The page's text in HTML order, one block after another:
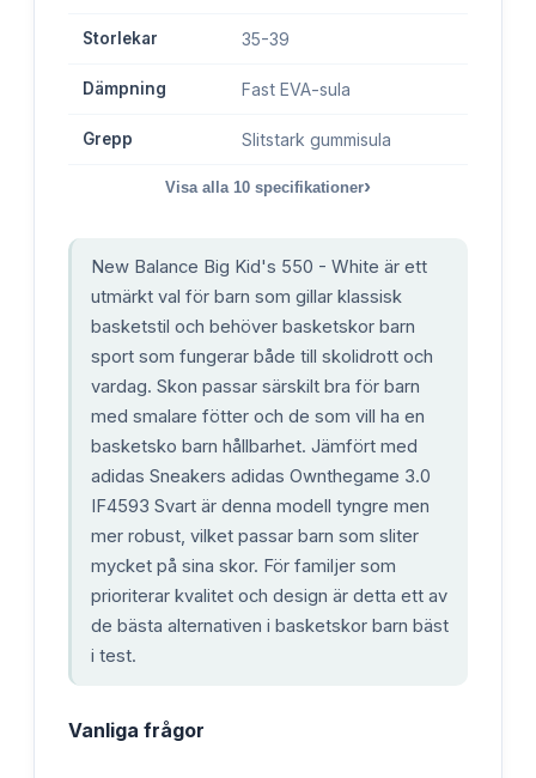
Storlekar 35-39
Dämpning Fast EVA-sula
Grepp Slitstark gummisula
Visa alla 10 specifikationer›
New Balance Big Kid's 550 - White är ett
utmärkt val för barn som gillar klassisk
basketstil och behöver basketskor barn
sport som fungerar både till skolidrott och
vardag. Skon passar särskilt bra för barn
med smalare fötter och de som vill ha en
basketsko barn hållbarhet. Jämfört med
adidas Sneakers adidas Ownthegame 3.0
IF4593 Svart är denna modell tyngre men
mer robust, vilket passar barn som sliter
mycket på sina skor. För familjer som
prioriterar kvalitet och design är detta ett av
de bästa alternativen i basketskor barn bäst
i test.
Vanliga frågor